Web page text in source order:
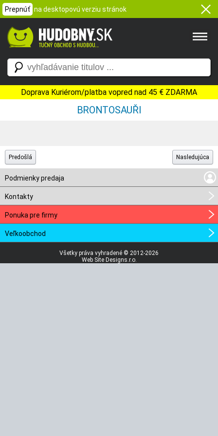
Prepnúť na desktopovú verziu stránok
Doprava Kuriérom/platba vopred nad 45 € ZDARMA
BRONTOSAUŘI
Predošlá Nasledujúca
Podmienky predaja
Kontakty
Ponuka pre firmy
Veľkoobchod
Všetky práva vyhradené © 2012-2026
Web Site Designs.r.o.